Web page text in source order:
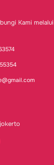
Kami